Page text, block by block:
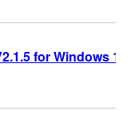
for Windows 11/